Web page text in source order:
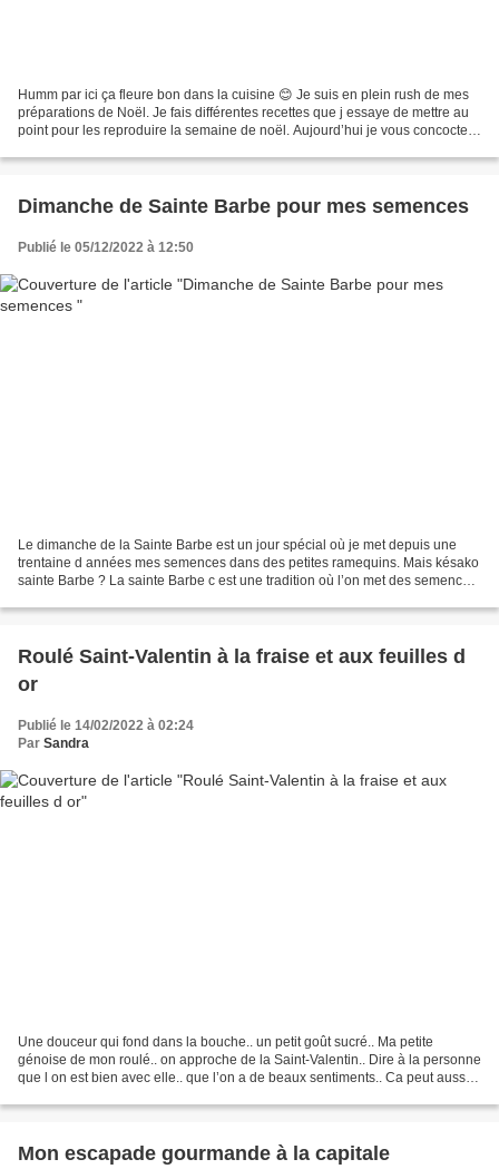
Humm par ici ça fleure bon dans la cuisine 😊 Je suis en plein rush de mes
préparations de Noël. Je fais différentes recettes que j essaye de mettre au
point pour les reproduire la semaine de noël. Aujourd’hui je vous concocte
Dimanche de Sainte Barbe pour mes semences
Publié le 05/12/2022 à 12:50
Le dimanche de la Sainte Barbe est un jour spécial où je met depuis une
trentaine d années mes semences dans des petites ramequins. Mais késako
sainte Barbe ? La sainte Barbe c est une tradition où l’on met des semences
Roulé Saint-Valentin à la fraise et aux feuilles d
or
Publié le 14/02/2022 à 02:24
Par Sandra
Une douceur qui fond dans la bouche.. un petit goût sucré.. Ma petite
génoise de mon roulé.. on approche de la Saint-Valentin.. Dire à la personne
que l on est bien avec elle.. que l’on a de beaux sentiments.. Ca peut aussi
Mon escapade gourmande à la capitale